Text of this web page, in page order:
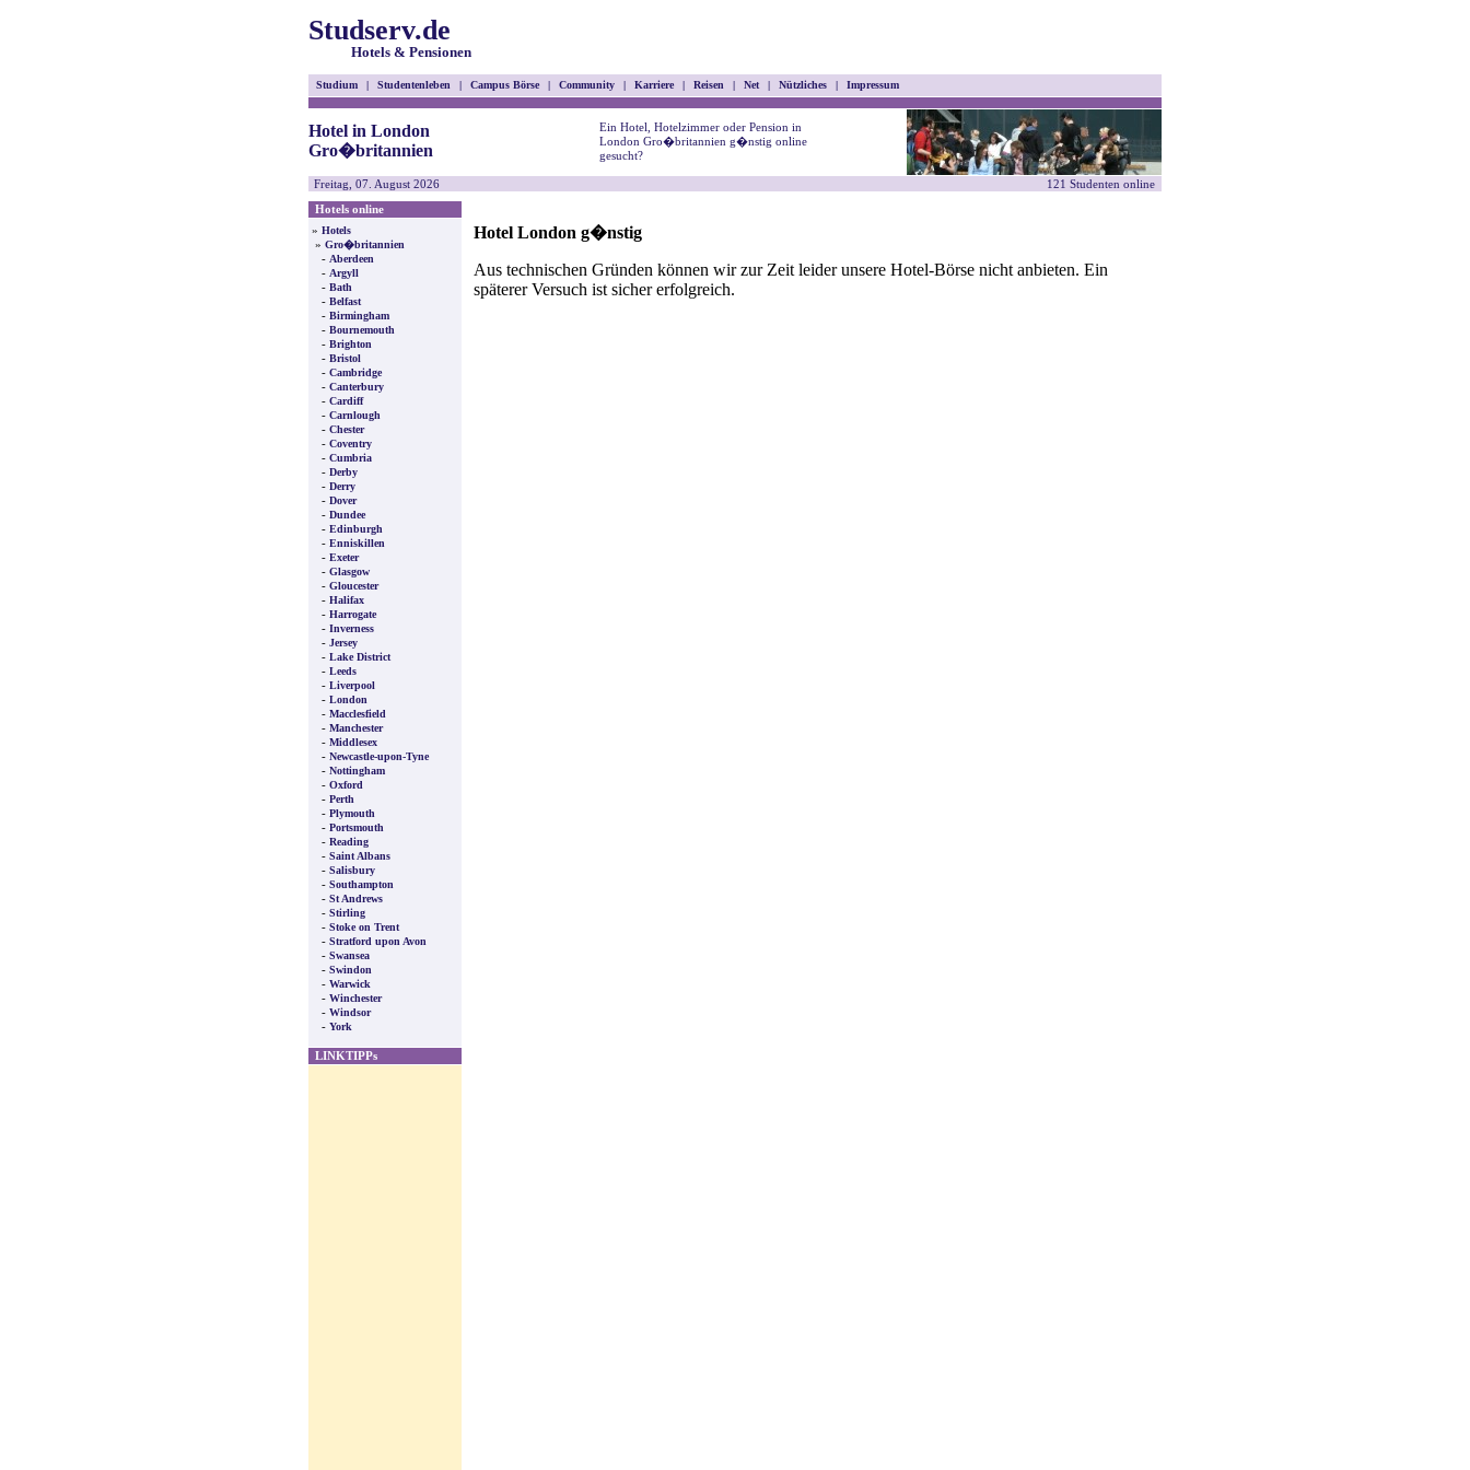
Studserv.de
Hotels & Pensionen
Studium | Studentenleben | Campus Börse | Community | Karriere | Reisen | Net | Nützliches | Impressum
Hotel in London
Gro�britannien
Ein Hotel, Hotelzimmer oder Pension in
London Gro�britannien g�nstig online
gesucht?
Freitag, 07. August 2026
121 Studenten online
Hotels online
» Hotels
» Gro�britannien
- Aberdeen
- Argyll
- Bath
- Belfast
- Birmingham
- Bournemouth
- Brighton
- Bristol
- Cambridge
- Canterbury
- Cardiff
- Carnlough
- Chester
- Coventry
- Cumbria
- Derby
- Derry
- Dover
- Dundee
- Edinburgh
- Enniskillen
- Exeter
- Glasgow
- Gloucester
- Halifax
- Harrogate
- Inverness
- Jersey
- Lake District
- Leeds
- Liverpool
- London
- Macclesfield
- Manchester
- Middlesex
- Newcastle-upon-Tyne
- Nottingham
- Oxford
- Perth
- Plymouth
- Portsmouth
- Reading
- Saint Albans
- Salisbury
- Southampton
- St Andrews
- Stirling
- Stoke on Trent
- Stratford upon Avon
- Swansea
- Swindon
- Warwick
- Winchester
- Windsor
- York
LINKTIPPs
Hotel London g�nstig
Aus technischen Gründen können wir zur Zeit leider unsere Hotel-Börse nicht anbieten. Ein
späterer Versuch ist sicher erfolgreich.